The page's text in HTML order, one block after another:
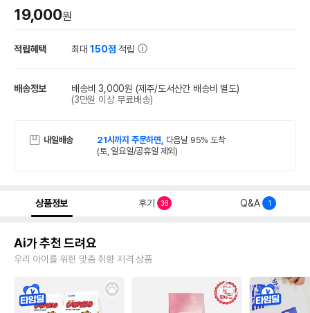
19,000원
적립혜택 최대150점 적립
배송정보 배송비 3,000원 (제주/도서산간 배송비 별도)
(3만원 이상 무료배송)
내일배송 21시까지 주문하면, 다음날 95% 도착
(토, 일요일/공휴일 제외)
상품정보 후기 38 Q&A 1
Ai가 추천 드려요
우리 아이를 위한 맞춤 취향 저격 상품